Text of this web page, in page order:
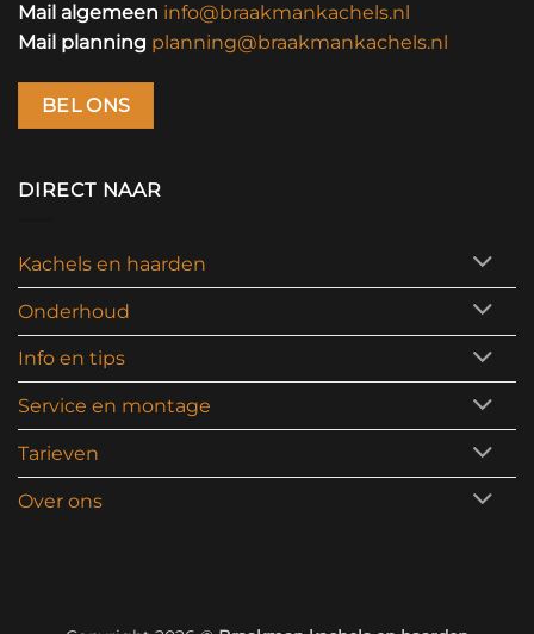
Mail algemeen info@braakmankachels.nl
Mail planning planning@braakmankachels.nl
BEL ONS
DIRECT NAAR
Kachels en haarden
Onderhoud
Info en tips
Service en montage
Tarieven
Over ons